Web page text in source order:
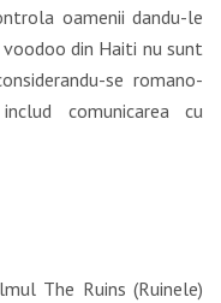
oamenii dandu-le
voodoo din Haiti nu sunt
se romano-
comunicarea cu
The Ruins (Ruinele)